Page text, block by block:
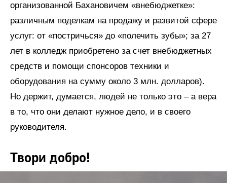
организованной Бахановичем «внебюджетке»:
различным поделкам на продажу и развитой сфере
услуг: от «постричься» до «полечить зубы»; за 27
лет в колледж приобретено за счет внебюджетных
средств и помощи спонсоров техники и
оборудования на сумму около 3 млн. долларов).
Но держит, думается, людей не только это – а вера
в то, что они делают нужное дело, и в своего
руководителя.
Твори добро!